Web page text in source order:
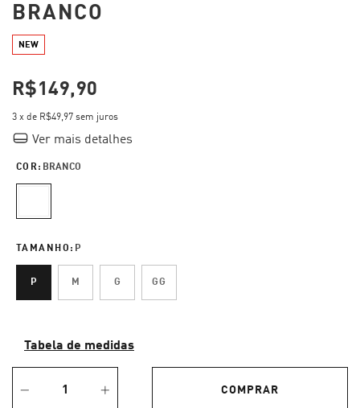
BRANCO
NEW
R$149,90
3 x de R$49,97 sem juros
Ver mais detalhes
COR: BRANCO
TAMANHO: P
P M G GG
Tabela de medidas